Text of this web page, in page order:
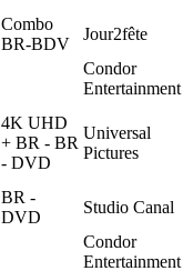
Combo
BR-BDV
Jour2fête
Condor
Entertainment
4K UHD
+ BR - BR
- DVD
Universal
Pictures
BR -
DVD
Studio Canal
Condor
Entertainment